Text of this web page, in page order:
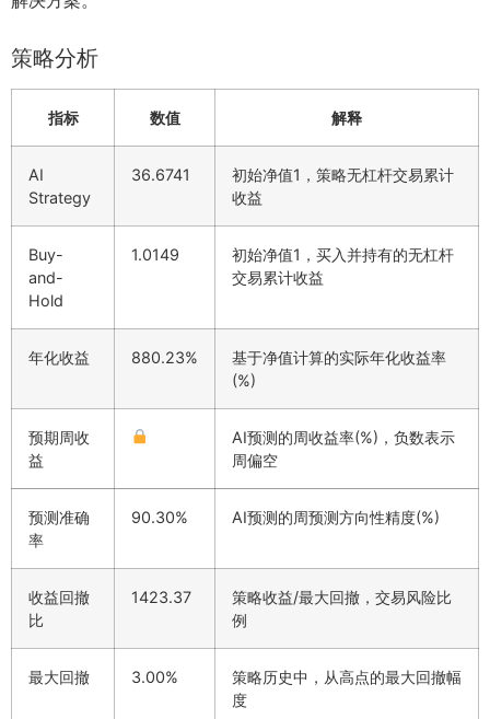
策略分析
指标 数值 解释
AI
Strategy
36.6741
初始净值1，策略无杠杆交易累计
收益
Buy-
and-
Hold
1.0149
初始净值1，买入并持有的无杠杆
交易累计收益
年化收益 880.23%
基于净值计算的实际年化收益率
(%)
预期周收
益
AI预测的周收益率(%)，负数表示
周偏空
预测准确
率
90.30% AI预测的周预测方向性精度(%)
收益回撤
比
1423.37
策略收益/最大回撤，交易风险比
例
最大回撤 3.00%
策略历史中，从高点的最大回撤幅
度